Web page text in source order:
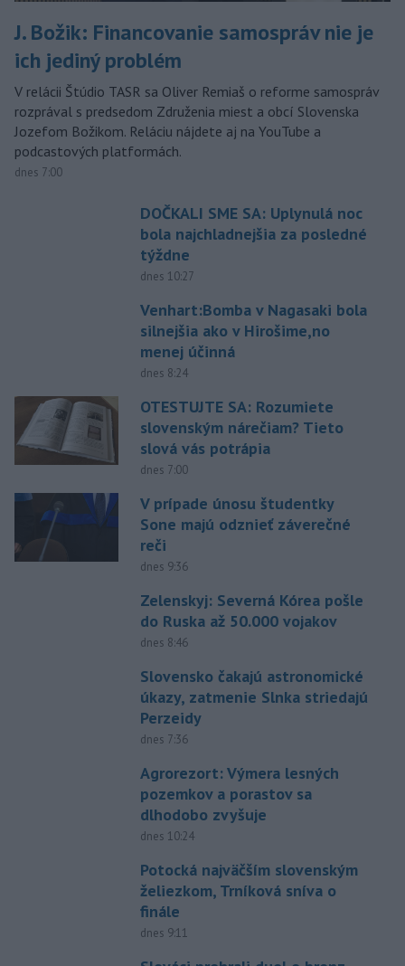
J. Božik: Financovanie samospráv nie je
ich jediný problém
V relácii Štúdio TASR sa Oliver Remiaš o reforme samospráv
rozprával s predsedom Združenia miest a obcí Slovenska
Jozefom Božikom. Reláciu nájdete aj na YouTube a
podcastových platformách.
dnes 7:00
DOČKALI SME SA: Uplynulá noc
bola najchladnejšia za posledné
týždne
dnes 10:27
Venhart:Bomba v Nagasaki bola
silnejšia ako v Hirošime,no
menej účinná
dnes 8:24
OTESTUJTE SA: Rozumiete
slovenským nárečiam? Tieto
slová vás potrápia
dnes 7:00
V prípade únosu študentky
Sone majú odznieť záverečné
reči
dnes 9:36
Zelenskyj: Severná Kórea pošle
do Ruska až 50.000 vojakov
dnes 8:46
Slovensko čakajú astronomické
úkazy, zatmenie Slnka striedajú
Perzeidy
dnes 7:36
Agrorezort: Výmera lesných
pozemkov a porastov sa
dlhodobo zvyšuje
dnes 10:24
Potocká najväčším slovenským
želiezkom, Trníková sníva o
finále
dnes 9:11